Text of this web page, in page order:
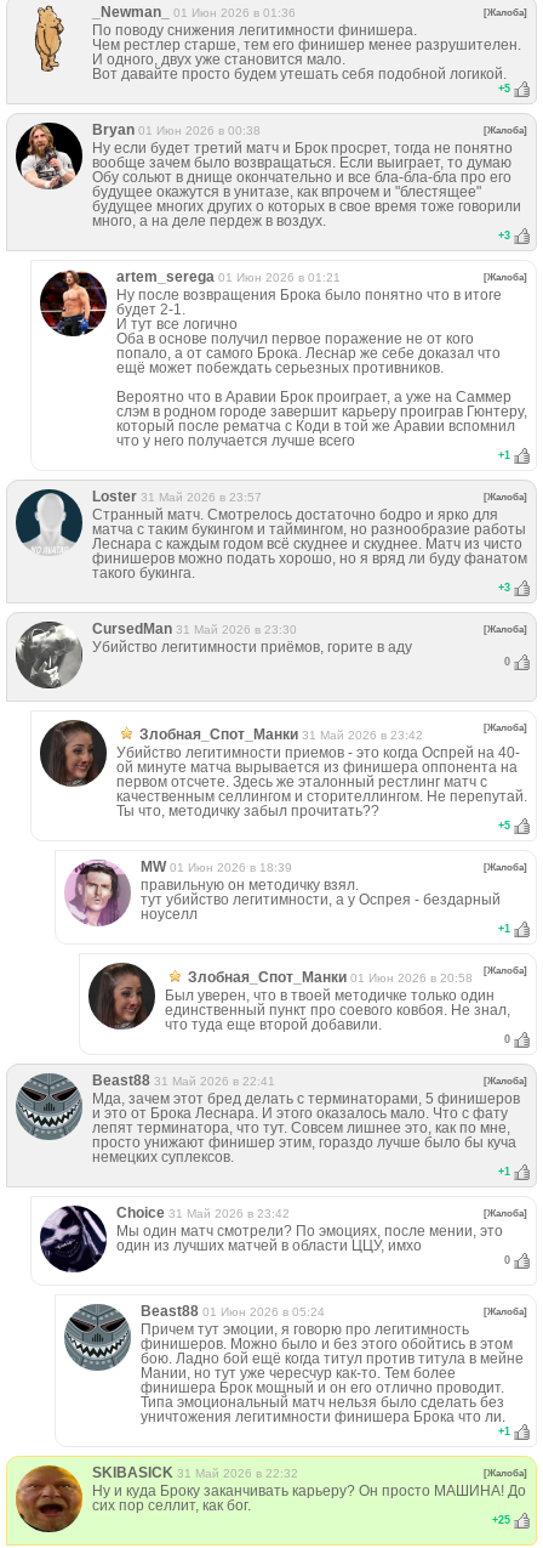
_Newman_ 01 Июн 2026 в 01:36 [Жалоба]
По поводу снижения легитимности финишера.
Чем рестлер старше, тем его финишер менее разрушителен.
И одного, двух уже становится мало.
Вот давайте просто будем утешать себя подобной логикой.
+5
Bryan 01 Июн 2026 в 00:38 [Жалоба]
Ну если будет третий матч и Брок просрет, тогда не понятно
вообще зачем было возвращаться. Если выиграет, то думаю
Обу сольют в днище окончательно и все бла-бла-бла про его
будущее окажутся в унитазе, как впрочем и "блестящее"
будущее многих других о которых в свое время тоже говорили
много, а на деле пердеж в воздух.
+3
artem_serega 01 Июн 2026 в 01:21 [Жалоба]
Ну после возвращения Брока было понятно что в итоге
будет 2-1.
И тут все логично
Оба в основе получил первое поражение не от кого
попало, а от самого Брока. Леснар же себе доказал что
ещё может побеждать серьезных противников.
Вероятно что в Аравии Брок проиграет, а уже на Саммер
слэм в родном городе завершит карьеру проиграв Гюнтеру,
который после рематча с Коди в той же Аравии вспомнил
что у него получается лучше всего
+1
Loster 31 Май 2026 в 23:57 [Жалоба]
Странный матч. Смотрелось достаточно бодро и ярко для
матча с таким букингом и таймингом, но разнообразие работы
Леснара с каждым годом всё скуднее и скуднее. Матч из чисто
финишеров можно подать хорошо, но я вряд ли буду фанатом
такого букинга.
+3
CursedMan 31 Май 2026 в 23:30 [Жалоба]
Убийство легитимности приёмов, горите в аду
0
Злобная_Спот_Манки 31 Май 2026 в 23:42
[Жалоба]
Убийство легитимности приемов - это когда Оспрей на 40-
ой минуте матча вырывается из финишера оппонента на
первом отсчете. Здесь же эталонный рестлинг матч с
качественным селлингом и сторителлингом. Не перепутай.
Ты что, методичку забыл прочитать??
+5
MW 01 Июн 2026 в 18:39 [Жалоба]
правильную он методичку взял.
тут убийство легитимности, а у Оспрея - бездарный
ноуселл
+1
Злобная_Спот_Манки 01 Июн 2026 в 20:58
[Жалоба]
Был уверен, что в твоей методичке только один
единственный пункт про соевого ковбоя. Не знал,
что туда еще второй добавили.
0
Beast88 31 Май 2026 в 22:41 [Жалоба]
Мда, зачем этот бред делать с терминаторами, 5 финишеров
и это от Брока Леснара. И этого оказалось мало. Что с фату
лепят терминатора, что тут. Совсем лишнее это, как по мне,
просто унижают финишер этим, гораздо лучше было бы куча
немецких суплексов.
+1
Choice 31 Май 2026 в 23:42 [Жалоба]
Мы один матч смотрели? По эмоциях, после мении, это
один из лучших матчей в области ЦЦУ, имхо
0
Beast88 01 Июн 2026 в 05:24 [Жалоба]
Причем тут эмоции, я говорю про легитимность
финишеров. Можно было и без этого обойтись в этом
бою. Ладно бой ещё когда титул против титула в мейне
Мании, но тут уже чересчур как-то. Тем более
финишера Брок мощный и он его отлично проводит.
Типа эмоциональный матч нельзя было сделать без
уничтожения легитимности финишера Брока что ли.
+1
SKIBASICK 31 Май 2026 в 22:32 [Жалоба]
Ну и куда Броку заканчивать карьеру? Он просто МАШИНА! До
сих пор селлит, как бог.
+25